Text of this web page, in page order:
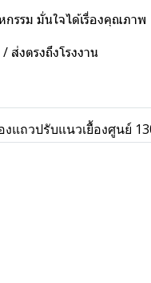
กรรม มั่นใจได้เรื่องคุณภาพ
ส่งตรงถึงโรงงาน
แถวปรับแนวเยื้องศูนย์